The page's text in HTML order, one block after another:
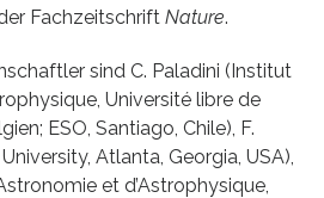
Fachzeitschrift Nature.
sind C. Paladini (Institut
Université libre de
ESO, Santiago, Chile), F.
Atlanta, Georgia, USA),
et d’Astrophysique,